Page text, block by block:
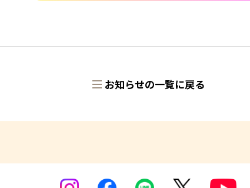
お知らせの一覧に戻る